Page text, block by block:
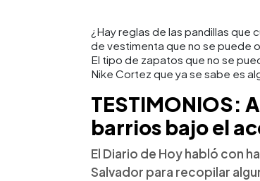
¿Hay reglas de las pandillas que
de vestimenta que no se puede
El tipo de zapatos que no se
Nike Cortez que ya se sabe es
TESTIMONIOS:
barrios bajo el
El Diario de Hoy habló con
Salvador para recopilar